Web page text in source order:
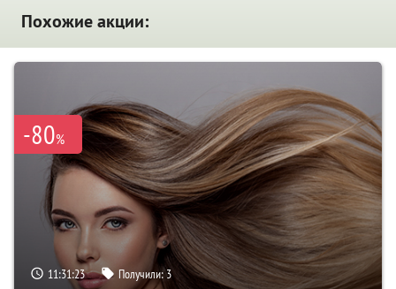
Похожие акции:
-80%
11:31:22 Получили:3